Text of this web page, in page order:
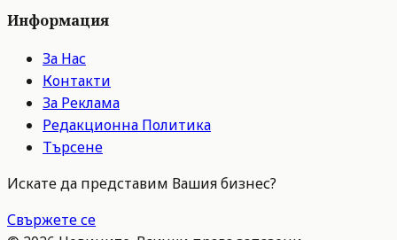
Информация
За Нас
Контакти
За Реклама
Редакционна Политика
Търсене
Искате да представим Вашия бизнес?
Свържете се